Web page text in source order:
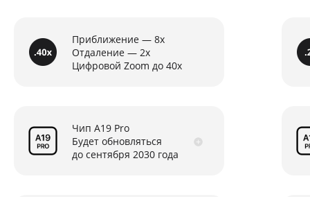
Приближение — 8x
Отдаление — 2x
Цифровой Zoom до 40x
Чип А19 Pro
Будет обновляться
до сентября 2030 года